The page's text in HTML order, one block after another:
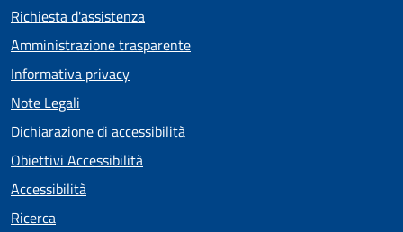
Richiesta d'assistenza
Amministrazione trasparente
Informativa privacy
Note Legali
Dichiarazione di accessibilità
Obiettivi Accessibilità
Accessibilità
Ricerca